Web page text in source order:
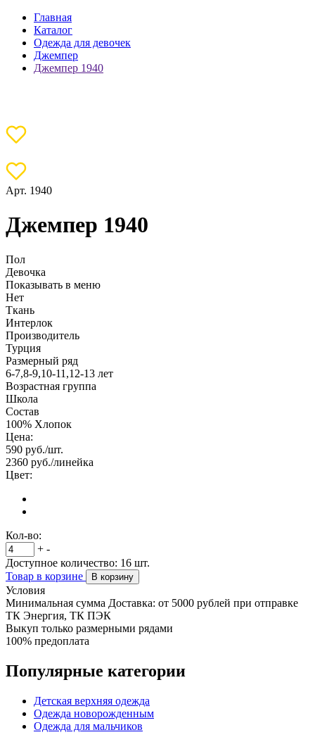
Главная
Каталог
Одежда для девочек
Джемпер
Джемпер 1940
Арт. 1940
Джемпер 1940
Пол
Девочка
Показывать в меню
Нет
Ткань
Интерлок
Производитель
Турция
Размерный ряд
6-7,8-9,10-11,12-13 лет
Возрастная группа
Школа
Состав
100% Хлопок
Цена:
590 руб./шт.
2360 руб./линейка
Цвет:
Кол-во:
+ -
Доступное количество: 16 шт.
Товар в корзине
В корзину
Условия
Минимальная сумма Доставка: от 5000 рублей при отправке
ТК Энергия, ТК ПЭК
Выкуп только размерными рядами
100% предоплата
Популярные категории
Детская верхняя одежда
Одежда новорожденным
Одежда для мальчиков